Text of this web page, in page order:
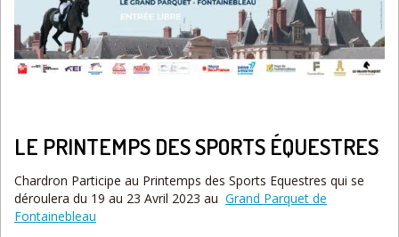
LE PRINTEMPS DES SPORTS ÉQUESTRES
Chardron Participe au Printemps des Sports Equestres qui se
déroulera du 19 au 23 Avril 2023 au Grand Parquet de
Fontainebleau